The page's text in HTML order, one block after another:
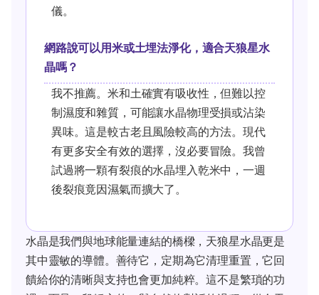
儀。
網路說可以用米或土埋法淨化，適合天狼星水
晶嗎？
我不推薦。米和土確實有吸收性，但難以控
制濕度和雜質，可能讓水晶物理受損或沾染
異味。這是較古老且風險較高的方法。現代
有更多安全有效的選擇，沒必要冒險。我曾
試過將一顆有裂痕的水晶埋入乾米中，一週
後裂痕竟因濕氣而擴大了。
水晶是我們與地球能量連結的橋樑，天狼星水晶更是
其中靈敏的導體。善待它，定期為它清理重置，它回
饋給你的清晰與支持也會更加純粹。這不是繁瑣的功